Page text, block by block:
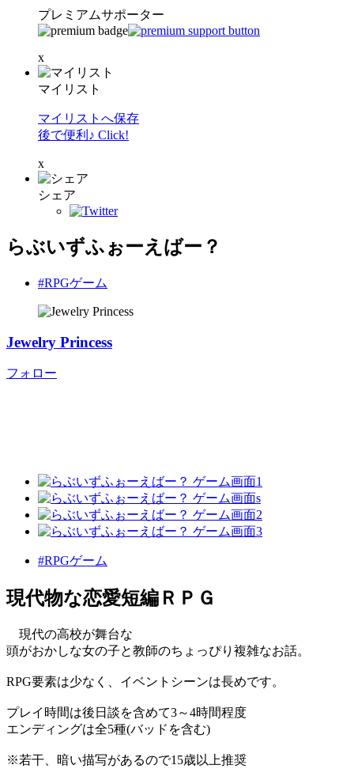
プレミアムサポーター
x
マイリスト
マイリストへ保存
後で便利♪ Click!
x
シェア
らぶいずふぉーえばー？
#RPGゲーム
Jewelry Princess
フォロー
#RPGゲーム
現代物な恋愛短編ＲＰＧ
現代の高校が舞台な
頭がおかしな女の子と教師のちょっぴり複雑なお話。
RPG要素は少なく、イベントシーンは長めです。
プレイ時間は後日談を含めて3～4時間程度
エンディングは全5種(バッドを含む)
※若干、暗い描写があるので15歳以上推奨